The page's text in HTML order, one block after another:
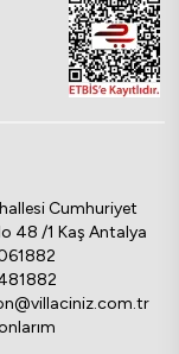
Cumhuriyet
48 /1 Kaş Antalya